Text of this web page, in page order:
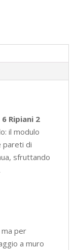
Ripiani 2
il modulo
pareti di
sfruttando
per
a muro